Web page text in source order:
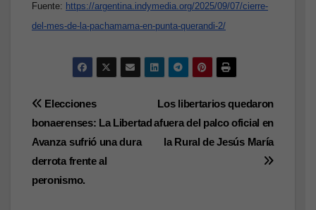
Fuente: https://argentina.indymedia.org/2025/09/07/cierre-
del-mes-de-la-pachamama-en-punta-querandi-2/
Navegación
de
entradas
Los libertarios quedaron
afuera del palco oficial en
la Rural de Jesús María
Elecciones
bonaerenses: La Libertad
Avanza sufrió una dura
derrota frente al
peronismo.